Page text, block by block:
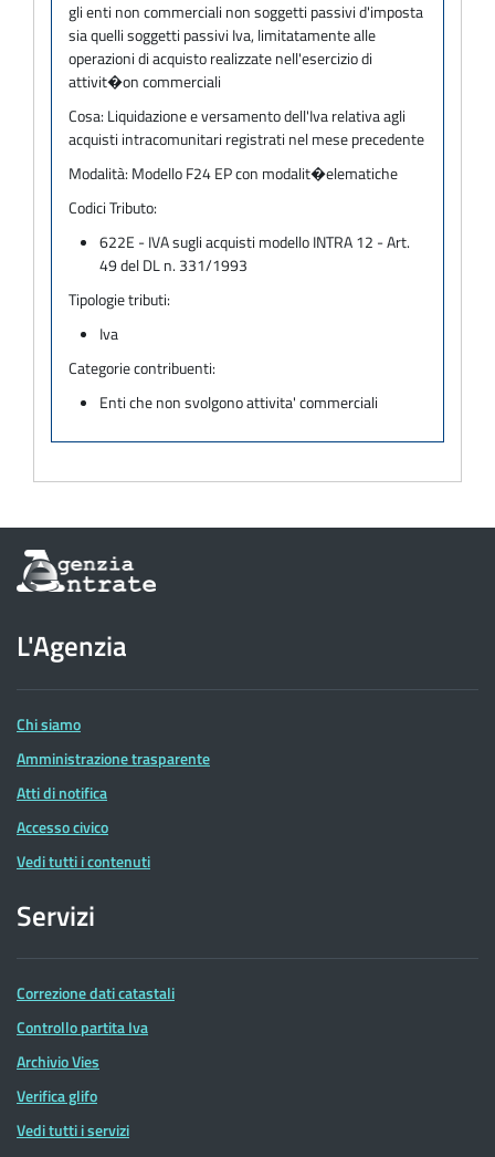
gli enti non commerciali non soggetti passivi d'imposta
sia quelli soggetti passivi Iva, limitatamente alle
operazioni di acquisto realizzate nell'esercizio di
attivit�on commerciali
Cosa: Liquidazione e versamento dell'Iva relativa agli
acquisti intracomunitari registrati nel mese precedente
Modalità: Modello F24 EP con modalit�elematiche
Codici Tributo:
622E - IVA sugli acquisti modello INTRA 12 - Art.
49 del DL n. 331/1993
Tipologie tributi:
Iva
Categorie contribuenti:
Enti che non svolgono attivita' commerciali
Informazioni
sul
dell'Agenzia
delle
Entrate
L'Agenzia
Chi siamo
Amministrazione trasparente
Atti di notifica
Accesso civico
Vedi tutti i contenuti
Servizi
Correzione dati catastali
Controllo partita Iva
Archivio Vies
Verifica glifo
Vedi tutti i servizi